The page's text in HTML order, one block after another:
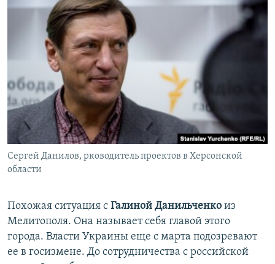
Сергей Данилов, рководитель проектов в Херсонской
области
Похожая ситуация с Галиной Данильченко из
Мелитополя. Она называет себя главой этого
города. Власти Украины еще с марта подозревают
ее в госизмене. До сотрудничества с российской